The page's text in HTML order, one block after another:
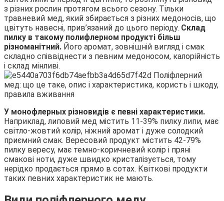
з різних рослин протягом всього сезону. Тільки
травневий мед, який збирається з різних медоносів, що
цвітуть навесні, прив’язаний до цього періоду. Склад
пилку в такому полифлерном продукті більш
різноманітний. Його аромат, зовнішній вигляд і смак
складно співвіднести з певним медоносом, калорійність
і склад мінливі.
У монофлерных різновидів є певні характеристики.
Наприклад, липовий мед містить 11-39% пилку липи, має
світло-жовтий колір, ніжний аромат і дуже солодкий
приємний смак. Вересовий продукт містить 42-79%
пилку вересу, має темно-коричневий колір і пряні
смакові ноти, дуже швидко кристалізується, тому
нерідко продається прямо в сотах. Квіткові продукти
таких певних характеристик не мають.